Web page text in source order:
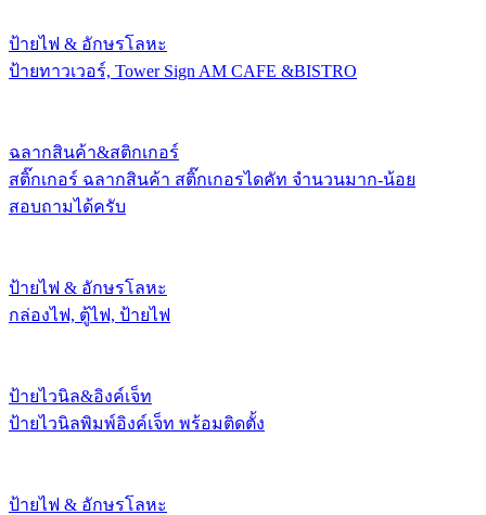
ป้ายไฟ & อักษรโลหะ
ป้ายทาวเวอร์, Tower Sign AM CAFE &BISTRO
ฉลากสินค้า&สติกเกอร์
สติ๊กเกอร์ ฉลากสินค้า สติ๊กเกอรไดคัท จำนวนมาก-น้อย
สอบถามได้ครับ
ป้ายไฟ & อักษรโลหะ
กล่องไฟ, ตู้ไฟ, ป้ายไฟ
ป้ายไวนิล&อิงค์เจ็ท
ป้ายไวนิลพิมพ์อิงค์เจ็ท พร้อมติดตั้ง
ป้ายไฟ & อักษรโลหะ